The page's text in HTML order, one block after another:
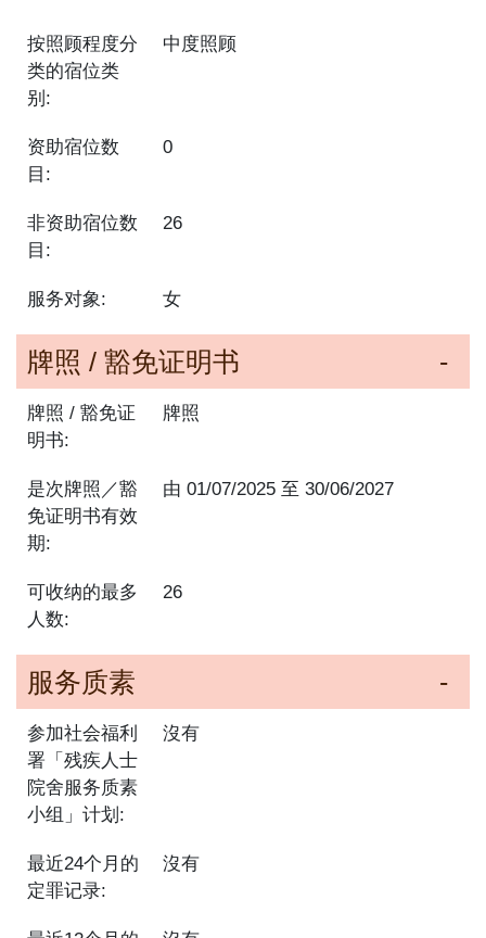
按照顾程度分
类的宿位类
别:
中度照顾
资助宿位数
目:
0
非资助宿位数
目:
26
服务对象: 女
牌照 / 豁免证明书
牌照 / 豁免证
明书:
牌照
是次牌照／豁
免证明书有效
期:
由01/07/2025 至30/06/2027
可收纳的最多
人数:
26
服务质素
参加社会福利
署「残疾人士
院舍服务质素
小组」计划:
沒有
最近24个月的
定罪记录:
沒有